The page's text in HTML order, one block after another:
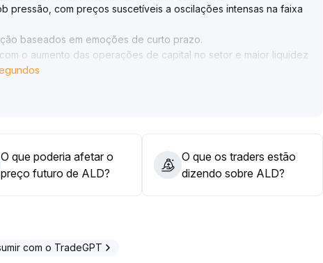
pressão, com preços suscetíveis a oscilações intensas na faixa
baseados em emoções de curto prazo.
o aumento das operações de capital no setor e maior liquidez
em seu ecossistema tende a se evidenciar
de mercado, acumular posições gradualmente na faixa
do ativo e no potencial de recuperação de valuation
O que poderia afetar o
preço futuro de ALD?
O que os traders estão
dizendo sobre ALD?
com o TradeGPT